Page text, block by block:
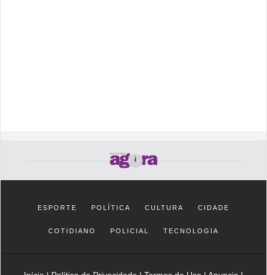
ESPORTE POLÍTICA CULTURA CIDADE
COTIDIANO POLICIAL TECNOLOGIA